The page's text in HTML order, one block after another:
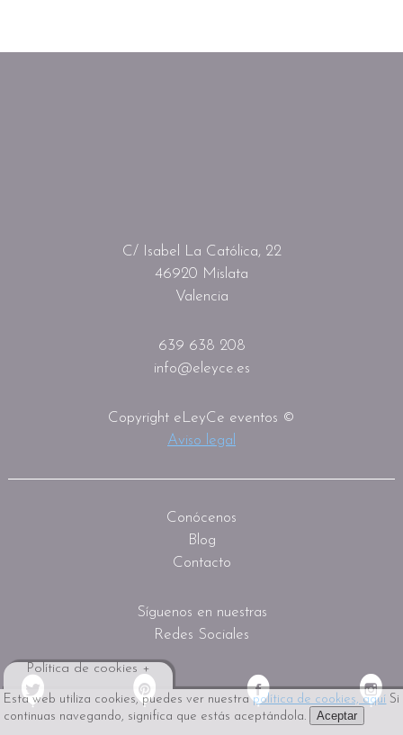
Esta web utiliza cookies, puedes ver nuestrapolítica de cookies, aquí Si
continuas navegando, significa que estás aceptándola.
Aceptar
Política de cookies +
C/ Isabel La Católica, 22
46920 Mislata
Valencia
639 638 208
info@eleyce.es
Copyright eLeyCe eventos ©
Aviso legal
Conócenos
Blog
Contacto
Síguenos en nuestras
Redes Sociales